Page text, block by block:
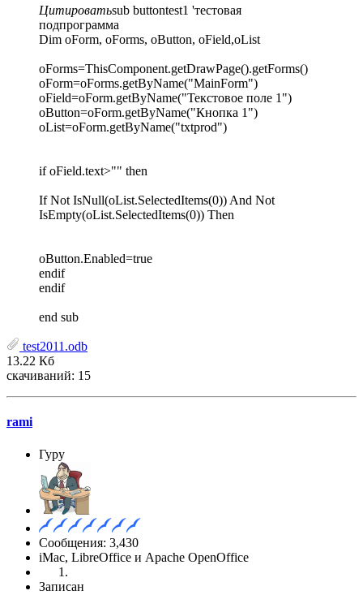
Цитироватьsub buttontest1 'тестовая
подпрограмма
Dim oForm, oForms, oButton, oField,oList
oForms=ThisComponent.getDrawPage().getForms()
oForm=oForms.getByName("MainForm")
oField=oForm.getByName("Текстовое поле 1")
oButton=oForm.getByName("Кнопка 1")
oList=oForm.getByName("txtprod")
if oField.text>"" then
If Not IsNull(oList.SelectedItems(0)) And Not
IsEmpty(oList.SelectedItems(0)) Then
oButton.Enabled=true
endif
endif
end sub
test2011.odb
13.22 Кб
скачиваний: 15
rami
Гуру
Сообщения: 3,430
iMac, LibreOffice и Apache OpenOffice
Записан